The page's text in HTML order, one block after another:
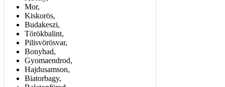
Mor,
Kiskorös,
Budakeszi,
Törökbalint,
Pilisvörösvar,
Bonyhad,
Gyomaendrod,
Hajdusamson,
Biatorbagy,